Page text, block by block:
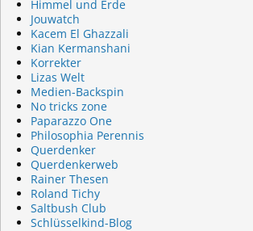
Himmel und Erde
Jouwatch
Kacem El Ghazzali
Kian Kermanshani
Korrekter
Lizas Welt
Medien-Backspin
No tricks zone
Paparazzo One
Philosophia Perennis
Querdenker
Querdenkerweb
Rainer Thesen
Roland Tichy
Saltbush Club
Schlüsselkind-Blog